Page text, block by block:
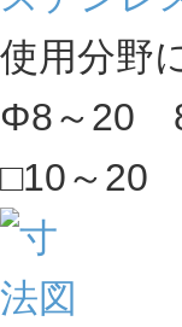
使用分野
Φ8～20
□10～20